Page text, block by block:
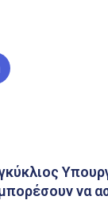
να